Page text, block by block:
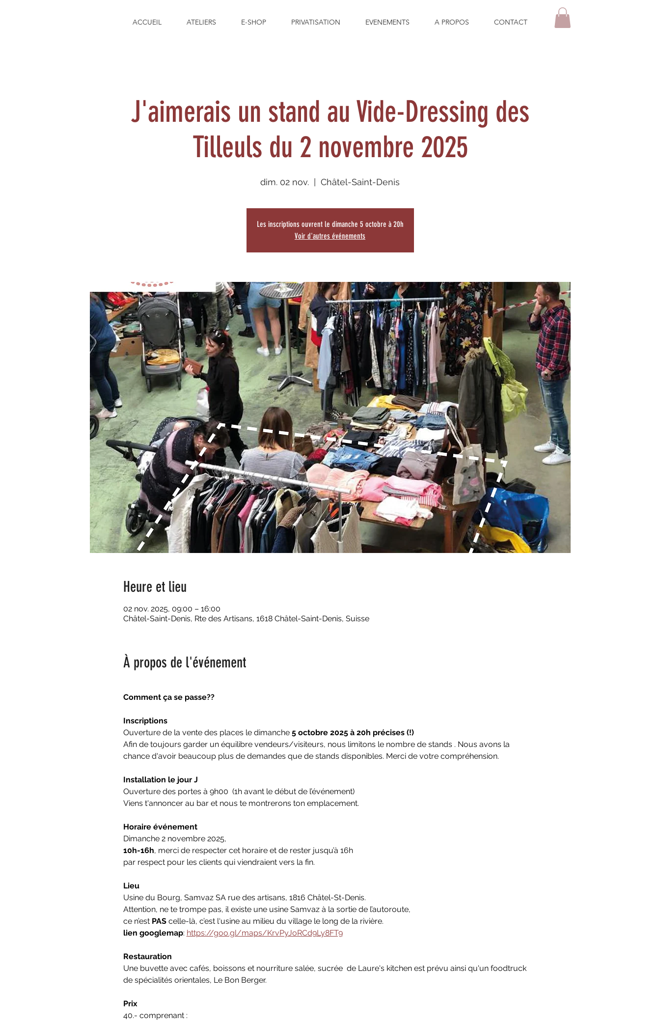
ACCUEIL ATELIERS E-SHOP PRIVATISATION EVENEMENTS A PROPOS CONTACT
J'aimerais un stand au Vide-Dressing des
Tilleuls du 2 novembre 2025
dim. 02 nov. Châtel-Saint-Denis
Les inscriptions ouvrent le dimanche 5 octobre à 20h
Voir d'autres événements
Heure et lieu
02 nov. 2025, 09:00 – 16:00
Châtel-Saint-Denis, Rte des Artisans, 1618 Châtel-Saint-Denis, Suisse
À propos de l'événement
Comment ça se passe??
Inscriptions
Ouverture de la vente des places le dimanche 5 octobre 2025 à 20h précises (!)
Afin de toujours garder un équilibre vendeurs/visiteurs, nous limitons le nombre de stands . Nous avons la
chance d'avoir beaucoup plus de demandes que de stands disponibles. Merci de votre compréhension.
Installation le jour J
Ouverture des portes à 9h00  (1h avant le début de l’événement)
Viens t'annoncer au bar et nous te montrerons ton emplacement.
Horaire événement
Dimanche 2 novembre 2025,
10h-16h, merci de respecter cet horaire et de rester jusqu’à 16h
par respect pour les clients qui viendraient vers la fin.
Lieu
Usine du Bourg, Samvaz SA rue des artisans, 1816 Châtel-St-Denis.
Attention, ne te trompe pas, il existe une usine Samvaz à la sortie de l’autoroute,
ce n’est PAS celle-là, c’est l‘usine au milieu du village le long de la rivière.
lien googlemap: https://goo.gl/maps/KrvPyJoRCd9Ly8FT9
Restauration
Une buvette avec cafés, boissons et nourriture salée, sucrée  de Laure's kitchen est prévu ainsi qu'un foodtruck
de spécialités orientales, Le Bon Berger.
Prix
40.- comprenant :